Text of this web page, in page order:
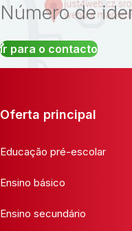
Número de
Ir para o contacto
Oferta principal
Educação pré-escolar
Ensino básico
Ensino secundário